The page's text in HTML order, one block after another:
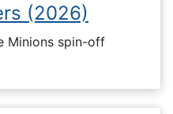
(2026)
Minions spin-off